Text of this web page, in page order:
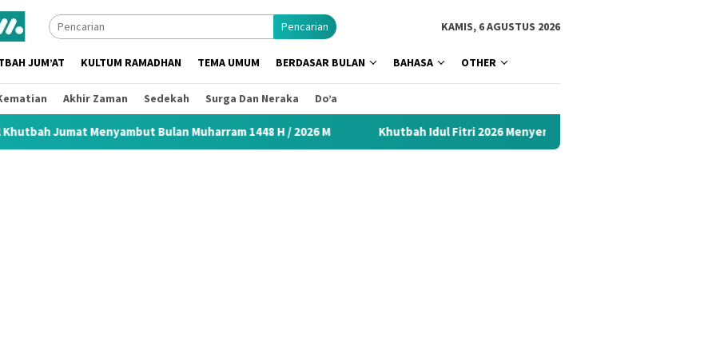
Pencarian KAMIS, 6 AGUSTUS 2026
JUM’AT KULTUM RAMADHAN TEMA UMUM BERDASAR BULAN BAHASA OTHER
Akhir Zaman Sedekah Surga Dan Neraka Do’a
Bulan Muharram 1448 H / 2026 M Khutbah Idul Fitri 2026 Menyentuh Hati: Kumpulan Materi Terbaik 1447 H Siap